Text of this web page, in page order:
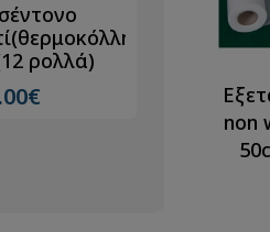
ρολλά)
non